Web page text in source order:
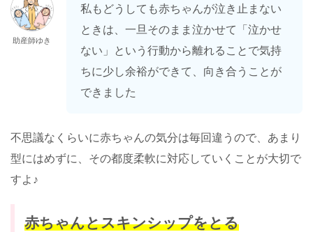
助産師ゆき
私もどうしても赤ちゃんが泣き止まない
ときは、一旦そのまま泣かせて「泣かせ
ない」という行動から離れることで気持
ちに少し余裕ができて、向き合うことが
できました
不思議なくらいに赤ちゃんの気分は毎回違うので、あまり
型にはめずに、その都度柔軟に対応していくことが大切で
すよ♪
赤ちゃんとスキンシップをとる